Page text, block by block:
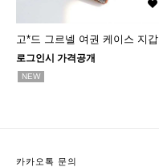
고*드 그르넬 여권 케이스 지갑
로그인시 가격공개
NEW
카카오톡 문의